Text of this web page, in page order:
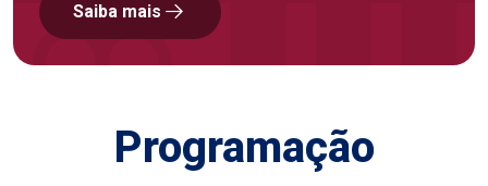
Saiba mais
Programação